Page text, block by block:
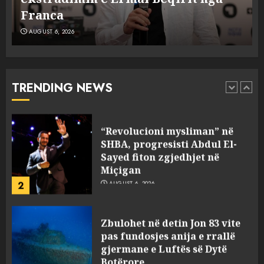
në Hënë
AUGUST 6, 2026
TRENDING NEWS
1
A ishte i orkestruar politikisht
AUGUST 6, 2026
2
“Revolucioni mysliman” në
SHBA, progresisti Abdul El-
Sayed fiton zgjedhjet në
Miçigan
AUGUST 6, 2026
Zbulohet në detin Jon 83 vite
pas fundosjes anija e rrallë
gjermane e Luftës së Dytë
Botërore